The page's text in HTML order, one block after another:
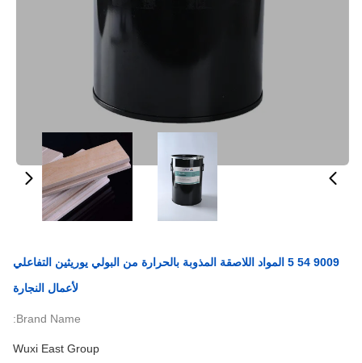
9009 54 5 المواد اللاصقة المذوبة بالحرارة من البولي يوريثين التفاعلي
لأعمال النجارة
Brand Name:
Wuxi East Group